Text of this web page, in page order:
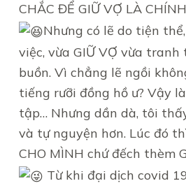
CHẮC ĐỂ GIỮ VỢ LÀ
Nhưng có lẽ do tiện
việc, vừa GIỮ VỢ vừa
buồn. Vì chẳng lẽ ngồi
tiếng rưỡi đồng hồ ư? Vậy
tập… Nhưng dần dà, tôi
và tự nguyện hơn. Lúc đó
CHO MÌNH chứ đếch thèm
Từ khi đại dịch covid